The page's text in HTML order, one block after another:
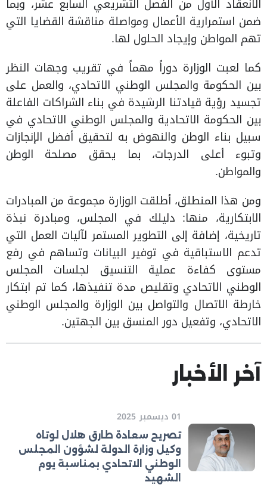
الانعقاد الأول من الفصل التشريعي السابع عشر، وبما
ضمن استمرارية الأعمال ومواصلة مناقشة القضايا التي
تهم المواطن وإيجاد الحلول لها.
كما لعبت الوزارة دوراً مهماً في تقريب وجهات النظر
بين الحكومة والمجلس الوطني الاتحادي، والعمل على
تجسيد رؤية قيادتنا الرشيدة في بناء الشراكات الفاعلة
بين الحكومة الاتحادية والمجلس الوطني الاتحادي في
سبيل بناء الوطن والنهوض به لتحقيق أفضل الإنجازات
وتبوء أعلى الدرجات، بما يحقق مصلحة الوطن
والمواطن.
ومن هذا المنطلق، أطلقت الوزارة مجموعة من المبادرات
الابتكارية، منها: دليلك في المجلس، ومبادرة نبذة
تاريخية، إضافة إلى التطوير المستمر لآليات العمل التي
تدعم الاستباقية في توفير البيانات وتساهم في رفع
مستوى كفاءة عملية التنسيق لجلسات المجلس
الوطني الاتحادي وتقليص مدة تنفيذها، كما تم ابتكار
خارطة الاتصال والتواصل بين الوزارة والمجلس الوطني
الاتحادي، وتفعيل دور المنسق بين الجهتين.
آخر الأخبار
01 ديسمبر 2025
تصريح سعادة طارق هلال لوتاه
وكيل وزارة الدولة لشؤون المجلس
الوطني الاتحادي بمناسبة يوم
الشهيد